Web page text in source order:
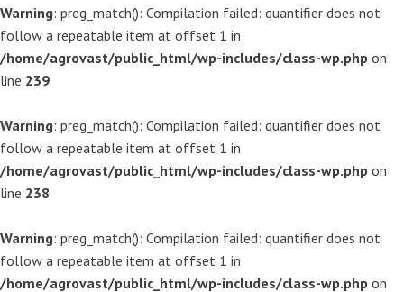
Warning: preg_match(): Compilation failed: quantifier does not
follow a repeatable item at offset 1 in
/home/agrovast/public_html/wp-includes/class-wp.php on
line 239
Warning: preg_match(): Compilation failed: quantifier does not
follow a repeatable item at offset 1 in
/home/agrovast/public_html/wp-includes/class-wp.php on
line 238
Warning: preg_match(): Compilation failed: quantifier does not
follow a repeatable item at offset 1 in
/home/agrovast/public_html/wp-includes/class-wp.php on